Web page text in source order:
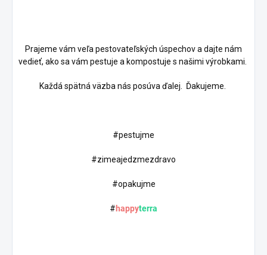
Prajeme vám veľa pestovateľských úspechov a dajte nám
vedieť, ako sa vám pestuje a kompostuje s našimi výrobkami.
Každá spätná väzba nás posúva ďalej. Ďakujeme.
#pestujme
#zimeajedzmezdravo
#opakujme
#happyterra